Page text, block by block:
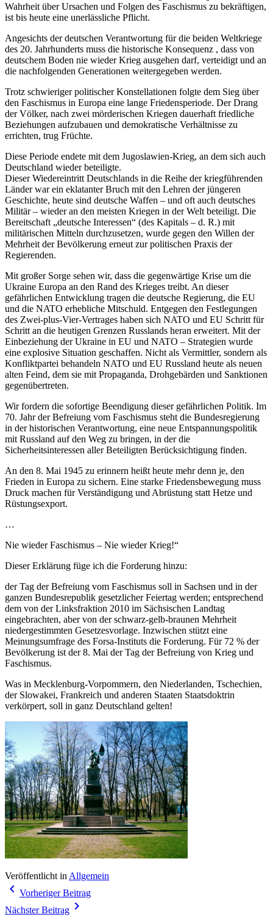
Wahrheit über Ursachen und Folgen des Faschismus zu bekräftigen,
ist bis heute eine unerlässliche Pflicht.
Angesichts der deutschen Verantwortung für die beiden Weltkriege
des 20. Jahrhunderts muss die historische Konsequenz , dass von
deutschem Boden nie wieder Krieg ausgehen darf, verteidigt und an
die nachfolgenden Generationen weitergegeben werden.
Trotz schwieriger politischer Konstellationen folgte dem Sieg über
den Faschismus in Europa eine lange Friedensperiode. Der Drang
der Völker, nach zwei mörderischen Kriegen dauerhaft friedliche
Beziehungen aufzubauen und demokratische Verhältnisse zu
errichten, trug Früchte.
Diese Periode endete mit dem Jugoslawien-Krieg, an dem sich auch
Deutschland wieder beteiligte.
Dieser Wiedereintritt Deutschlands in die Reihe der kriegführenden
Länder war ein eklatanter Bruch mit den Lehren der jüngeren
Geschichte, heute sind deutsche Waffen – und oft auch deutsches
Militär – wieder an den meisten Kriegen in der Welt beteiligt. Die
Bereitschaft „deutsche Interessen“ (des Kapitals – d. R.) mit
militärischen Mitteln durchzusetzen, wurde gegen den Willen der
Mehrheit der Bevölkerung erneut zur politischen Praxis der
Regierenden.
Mit großer Sorge sehen wir, dass die gegenwärtige Krise um die
Ukraine Europa an den Rand des Krieges treibt. An dieser
gefährlichen Entwicklung tragen die deutsche Regierung, die EU
und die NATO erhebliche Mitschuld. Entgegen den Festlegungen
des Zwei-plus-Vier-Vertrages haben sich NATO und EU Schritt für
Schritt an die heutigen Grenzen Russlands heran erweitert. Mit der
Einbeziehung der Ukraine in EU und NATO – Strategien wurde
eine explosive Situation geschaffen. Nicht als Vermittler, sondern als
Konfliktpartei behandeln NATO und EU Russland heute als neuen
alten Feind, dem sie mit Propaganda, Drohgebärden und Sanktionen
gegenübertreten.
Wir fordern die sofortige Beendigung dieser gefährlichen Politik. Im
70. Jahr der Befreiung vom Faschismus steht die Bundesregierung
in der historischen Verantwortung, eine neue Entspannungspolitik
mit Russland auf den Weg zu bringen, in der die
Sicherheitsinteressen aller Beteiligten Berücksichtigung finden.
An den 8. Mai 1945 zu erinnern heißt heute mehr denn je, den
Frieden in Europa zu sichern. Eine starke Friedensbewegung muss
Druck machen für Verständigung und Abrüstung statt Hetze und
Rüstungsexport.
…
Nie wieder Faschismus – Nie wieder Krieg!“
Dieser Erklärung füge ich die Forderung hinzu:
der Tag der Befreiung vom Faschismus soll in Sachsen und in der
ganzen Bundesrepublik gesetzlicher Feiertag werden; entsprechend
dem von der Linksfraktion 2010 im Sächsischen Landtag
eingebrachten, aber von der schwarz-gelb-braunen Mehrheit
niedergestimmten Gesetzesvorlage. Inzwischen stützt eine
Meinungsumfrage des Forsa-Instituts die Forderung. Für 72 % der
Bevölkerung ist der 8. Mai der Tag der Befreiung von Krieg und
Faschismus.
Was in Mecklenburg-Vorpommern, den Niederlanden, Tschechien,
der Slowakei, Frankreich und anderen Staaten Staatsdoktrin
verkörpert, soll in ganz Deutschland gelten!
Veröffentlicht in Allgemein
Beitragsnavigation
navigate_before Vorheriger Beitrag
Nächster Beitrag navigate_next